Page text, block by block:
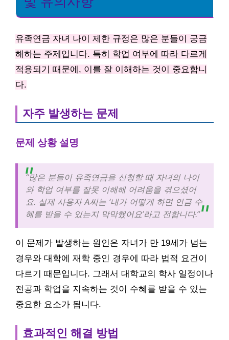
유족연금 자녀 나이 제한 규정은 많은 분들이 궁금
해하는 주제입니다. 특히 학업 여부에 따라 다르게
적용되기 때문에, 이를 잘 이해하는 것이 중요합니
다.
자주 발생하는 문제
문제 상황 설명
“많은 분들이 유족연금을 신청할 때 자녀의 나이
와 학업 여부를 잘못 이해해 어려움을 겪으셨어
요. 실제 사용자 A씨는 ‘내가 어떻게 하면 연금 수
혜를 받을 수 있는지 막막했어요’라고 전합니다.”
이 문제가 발생하는 원인은 자녀가 만 19세가 넘는
경우와 대학에 재학 중인 경우에 따라 법적 요건이
다르기 때문입니다. 그래서 대학교의 학사 일정이나
전공과 학업을 지속하는 것이 수혜를 받을 수 있는
중요한 요소가 됩니다.
효과적인 해결 방법